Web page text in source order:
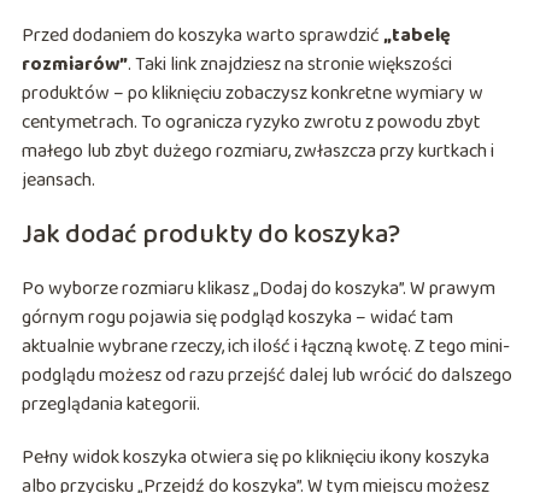
Przed dodaniem do koszyka warto sprawdzić„tabelę
rozmiarów”. Taki link znajdziesz na stronie większości
produktów – po kliknięciu zobaczysz konkretne wymiary w
centymetrach. To ogranicza ryzyko zwrotu z powodu zbyt
małego lub zbyt dużego rozmiaru, zwłaszcza przy kurtkach i
jeansach.
Jak dodać produkty do koszyka?
Po wyborze rozmiaru klikasz „Dodaj do koszyka”. W prawym
górnym rogu pojawia się podgląd koszyka – widać tam
aktualnie wybrane rzeczy, ich ilość i łączną kwotę. Z tego mini-
podglądu możesz od razu przejść dalej lub wrócić do dalszego
przeglądania kategorii.
Pełny widok koszyka otwiera się po kliknięciu ikony koszyka
albo przycisku „Przejdź do koszyka”. W tym miejscu możesz